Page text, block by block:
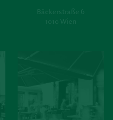
Bäckerstraße 6
1010 Wien